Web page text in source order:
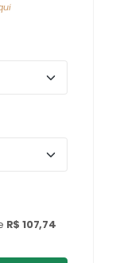
R$ 107,74